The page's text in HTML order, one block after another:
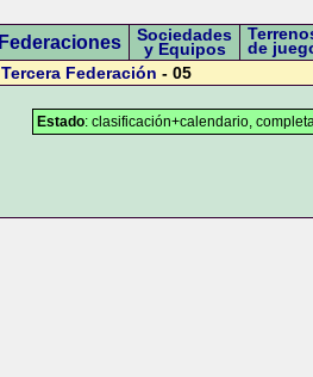
Federaciones Sociedades
y Equipos
de
Tercera Federación - 05
Estado: clasificación+calendario,